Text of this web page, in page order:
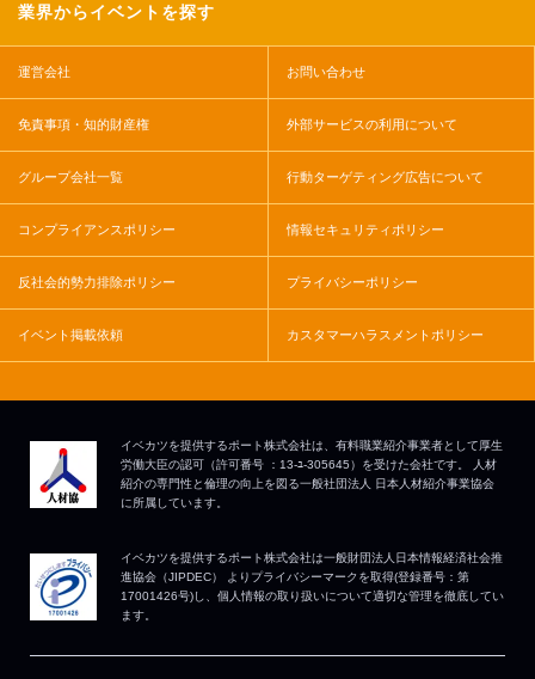
業界からイベントを探す
運営会社 お問い合わせ
免責事項・知的財産権 外部サービスの利用について
グループ会社一覧 行動ターゲティング広告について
コンプライアンスポリシー 情報セキュリティポリシー
反社会的勢力排除ポリシー プライバシーポリシー
イベント掲載依頼 カスタマーハラスメントポリシー